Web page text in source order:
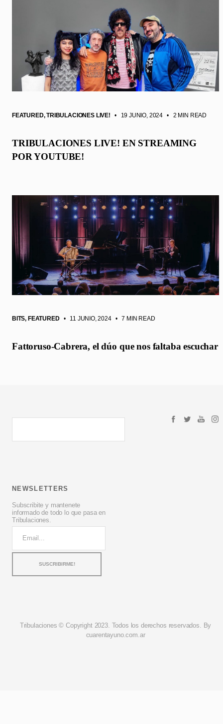
FEATURED,TRIBULACIONES LIVE! • 19 JUNIO, 2024 • 2 MIN READ
TRIBULACIONES LIVE! EN STREAMING
POR YOUTUBE!
BITS, FEATURED • 11 JUNIO, 2024 • 7 MIN READ
Fattoruso-Cabrera, el dúo que nos faltaba escuchar
NEWSLETTERS
Subscribite y mantenete
informado de todo lo que pasa en
Tribulaciones.
Tribulaciones © Copyright 2023. Todos los derechos reservados. By
cuarentayuno.com.ar